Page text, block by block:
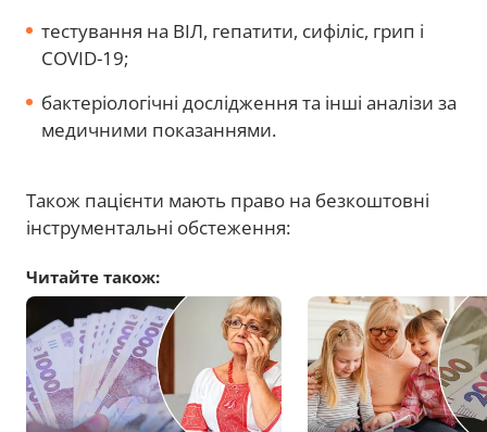
тестування на ВІЛ, гепатити, сифіліс, грип і
COVID-19;
бактеріологічні дослідження та інші аналізи за
медичними показаннями.
Також пацієнти мають право на безкоштовні
інструментальні обстеження:
Читайте також: